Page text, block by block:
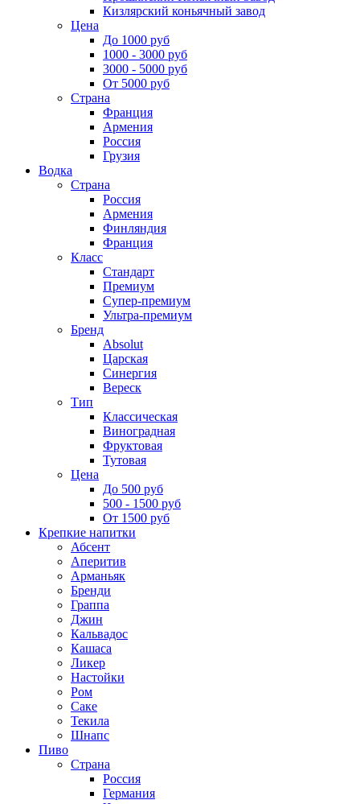
Кизлярский коньячный завод
Цена
До 1000 руб
1000 - 3000 руб
3000 - 5000 руб
От 5000 руб
Страна
Франция
Армения
Россия
Грузия
Водка
Страна
Россия
Армения
Финляндия
Франция
Класс
Стандарт
Премиум
Супер-премиум
Ультра-премиум
Бренд
Absolut
Царская
Синергия
Вереск
Тип
Классическая
Виноградная
Фруктовая
Тутовая
Цена
До 500 руб
500 - 1500 руб
От 1500 руб
Крепкие напитки
Абсент
Аперитив
Арманьяк
Бренди
Граппа
Джин
Кальвадос
Кашаса
Ликер
Настойки
Ром
Саке
Текила
Шнапс
Пиво
Страна
Россия
Германия